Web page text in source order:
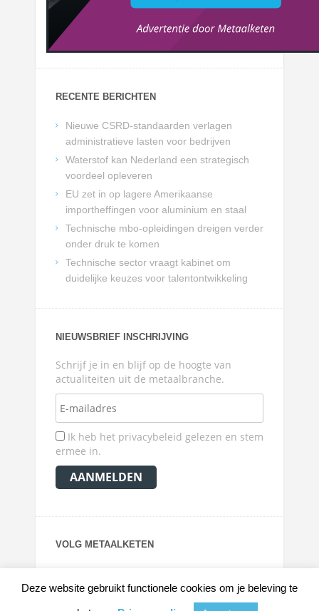
RECENTE BERICHTEN
Nieuwe CSRD-standaarden verlagen
administratieve lasten voor bedrijven
Waterstof kan Nederland een strategisch
voordeel opleveren
EU zet in op lagere Amerikaanse
importheffingen voor aluminium en staal
Technische mbo-opleidingen dreigen verder
onder druk te komen
Technische sector vraagt kabinet om
duidelijke keuzes voor talentontwikkeling
NIEUWSBRIEF INSCHRIJVING
Schrijf je in en blijf op de hoogte van
actualiteiten uit de metaalbranche.
Ik heb het privacybeleid gelezen en stem
ermee in.
VOLG METAALKETEN
Deze website gebruikt functionele cookies om je beleving te